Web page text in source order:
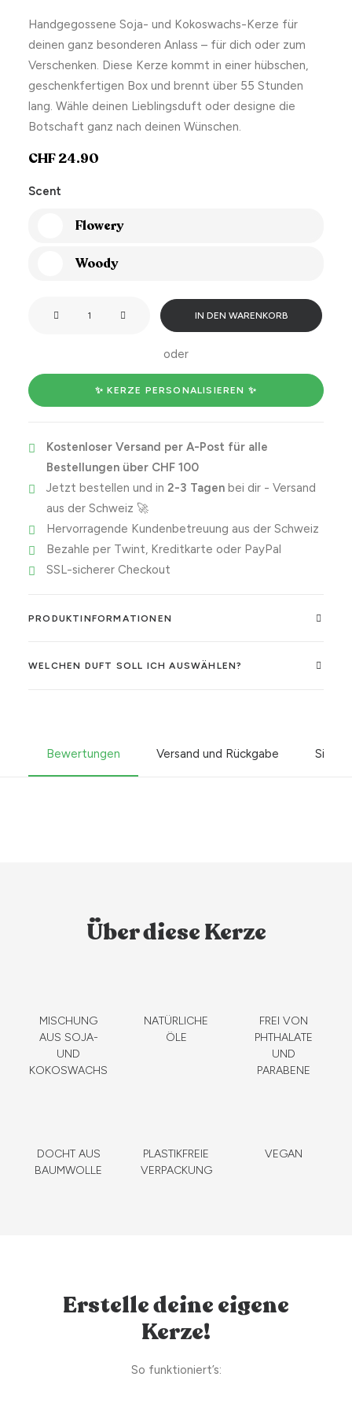
Handgegossene Soja- und Kokoswachs-Kerze für
deinen ganz besonderen Anlass – für dich oder zum
Verschenken. Diese Kerze kommt in einer hübschen,
geschenkfertigen Box und brennt über 55 Stunden
lang. Wähle deinen Lieblingsduft oder designe die
Botschaft ganz nach deinen Wünschen.
CHF24.90
Scent
Flowery
Woody
the
best
why
it
Capricorn?
Menge
IN DEN WARENKORB
oder
✨ KERZE PERSONALISIEREN ✨
Kostenloser Versand per A-Post für alle
Bestellungen über CHF 100
Jetzt bestellen und in 2-3 Tagenbei dir - Versand
aus der Schweiz 🚀
Hervorragende Kundenbetreuung aus der Schweiz
Bezahle per Twint, Kreditkarte oder PayPal
SSL-sicherer Checkout
PRODUKTINFORMATIONEN
WELCHEN DUFT SOLL ICH AUSWÄHLEN?
Bewertungen Versand und Rückgabe
Über diese Kerze
MISCHUNG
AUS SOJA-
UND
KOKOSWACHS
NATÜRLICHE
ÖLE
FREI VON
PHTHALATE
UND
PARABENE
DOCHT AUS
BAUMWOLLE
PLASTIKFREIE
VERPACKUNG
VEGAN
Erstelle deine eigene
Kerze!
So funktioniert’s: